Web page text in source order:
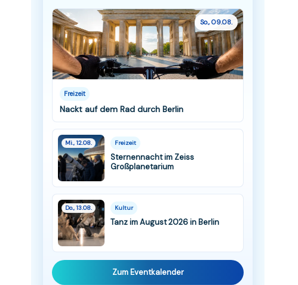
So., 09.08.
Freizeit
Nackt auf dem Rad durch Berlin
Mi., 12.08. Freizeit
Sternennacht im Zeiss
Großplanetarium
Do., 13.08. Kultur
Tanz im August 2026 in Berlin
Zum Eventkalender